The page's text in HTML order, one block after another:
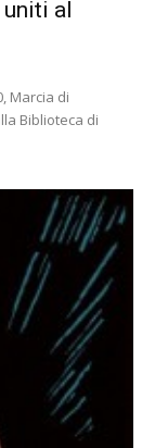
al
Marcia di
Biblioteca di